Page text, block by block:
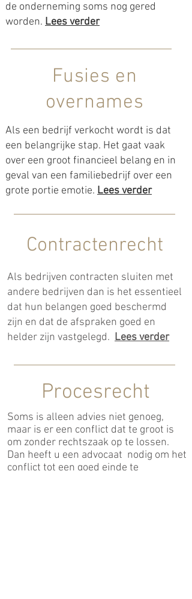
Fusies en
overnames
Als een bedrijf verkocht wordt is dat
een belangrijke stap. Het gaat vaak
over een groot financieel belang en in
geval van een familiebedrijf over een
grote portie emotie. Lees verder
de onderneming soms nog gered
worden. Lees verder
Als bedrijven contracten sluiten met
andere bedrijven dan is het essentieel
dat hun belangen goed beschermd
zijn en dat de afspraken goed en
helder zijn vastgelegd. Lees verder
Contractenrecht
Procesrecht
Soms is alleen advies niet genoeg,
maar is er een conflict dat te groot is
om zonder rechtszaak op te lossen.
Dan heeft u een advocaat nodig om het
conflict tot een goed einde te